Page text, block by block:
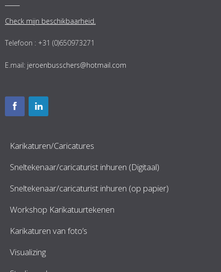
Check mijn beschikbaarheid.
Telefoon : +31 (0)650973271
E.mail: jeroenbusschers@hotmail.com
Karikaturen/Caricatures
Sneltekenaar/caricaturist inhuren (Digitaal)
Sneltekenaar/caricaturist inhuren (op papier)
Workshop Karikatuurtekenen
Karikaturen van foto’s
Visualizing